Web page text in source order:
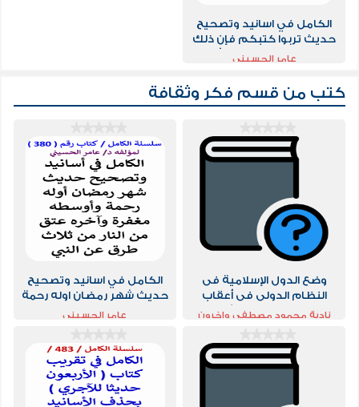
الكامل في اسانيد وتصحيح
حديث تربوا كتبكم فإن ذلك
انجح للحاجة مع بيان تأويله
عامر الحسيني
كتب من قسم فكر وثقافة
وضع الدول الإسلامية فى
النظام الدولى فى أعقاب
سقوط الخلافة العثمانية
19241991
نادية محمود مصطفى واخرون
الكامل في اسانيد وتصحيح
حديث شهر رمضان اوله رحمة
واوسطه مغفرة واخره عتق
من النار من ثلاث طرق
عامر الحسيني